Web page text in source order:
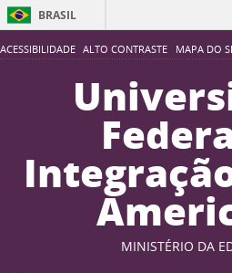
ACESSIBILIDADE ALTO CONTRASTE MAPA DO
BRASIL
MINISTÉRIO DA